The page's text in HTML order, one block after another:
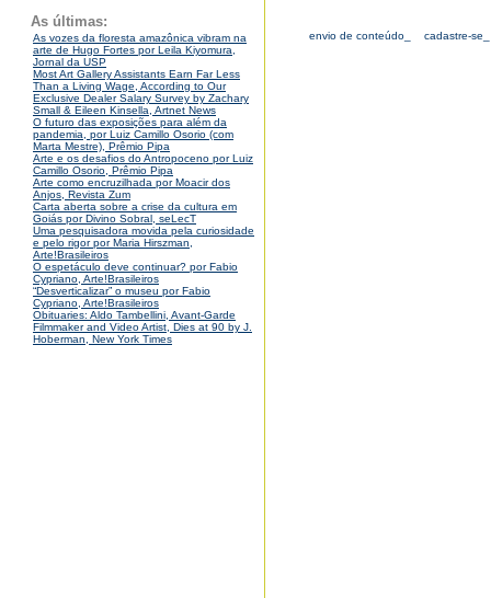
As últimas:
As vozes da floresta amazônica vibram na
arte de Hugo Fortes por Leila Kiyomura,
Jornal da USP
Most Art Gallery Assistants Earn Far Less
Than a Living Wage, According to Our
Exclusive Dealer Salary Survey by Zachary
Small & Eileen Kinsella, Artnet News
O futuro das exposições para além da
pandemia, por Luiz Camillo Osorio (com
Marta Mestre), Prêmio Pipa
Arte e os desafios do Antropoceno por Luiz
Camillo Osorio, Prêmio Pipa
Arte como encruzilhada por Moacir dos
Anjos, Revista Zum
Carta aberta sobre a crise da cultura em
Goiás por Divino Sobral, seLecT
Uma pesquisadora movida pela curiosidade
e pelo rigor por Maria Hirszman,
Arte!Brasileiros
O espetáculo deve continuar? por Fabio
Cypriano, Arte!Brasileiros
“Desverticalizar” o museu por Fabio
Cypriano, Arte!Brasileiros
Obituaries: Aldo Tambellini, Avant-Garde
Filmmaker and Video Artist, Dies at 90 by J.
Hoberman, New York Times
envio de conteúdo_ cadastre-se_